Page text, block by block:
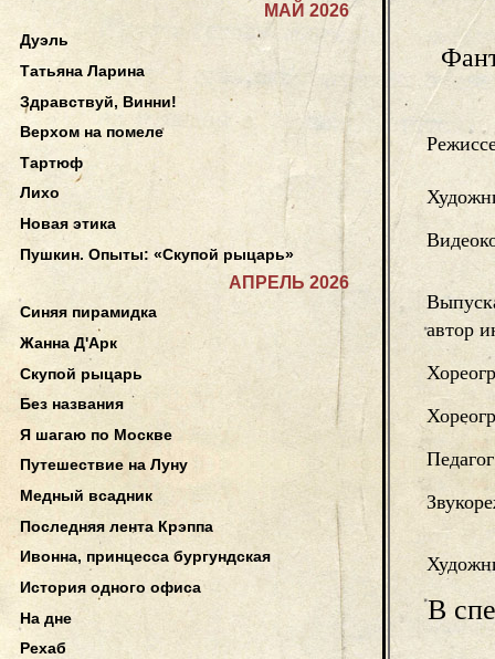
автор
В
МАЙ 2026
Дуэль
Татьяна Ларина
Здравствуй, Винни!
Верхом на помеле
Тартюф
Лихо
Новая этика
Пушкин. Опыты: «Скупой рыцарь»
АПРЕЛЬ 2026
Синяя пирамидка
Жанна Д'Арк
Скупой рыцарь
Без названия
Я шагаю по Москве
Путешествие на Луну
Медный всадник
Последняя лента Крэппа
Ивонна, принцесса бургундская
История одного офиса
На дне
Рехаб